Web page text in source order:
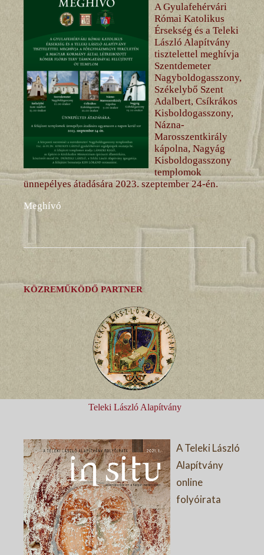
A Gyulafehérvári
Római Katolikus
Érsekség és a Teleki
László Alapítvány
tisztelettel meghívja
Szentdemeter
Nagyboldogasszony,
Székelybő Szent
Adalbert, Csíkrákos
Kisboldogasszony,
Názna-
Marosszentkirály
kápolna, Nagyág
Kisboldogasszony
templomok
ünnepélyes átadására 2023. szeptember 24-én.
Meghívó
KÖZREMŰKÖDŐ PARTNER
Teleki László Alapítvány
A Teleki László
Alapítvány
online
folyóirata